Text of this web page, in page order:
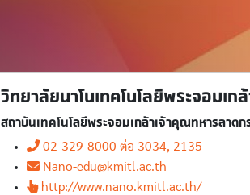
วิทยาลัยนาโนเทคโนโลยีพระจอมเก
สถาบันเทคโนโลยีพระจอมเกล้าเจ้าคุณทหารลาดก
02-329-8000 ต่อ 3034, 2135
Nano-edu@kmitl.ac.th
http://www.nano.kmitl.ac.th/